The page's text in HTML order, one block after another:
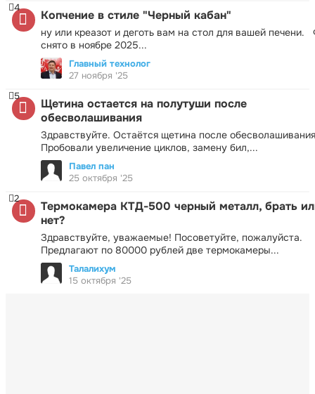
Копчение в стиле "Черный кабан"
ну или креазот и деготь вам на стол для вашей печени.
снято в ноябре 2025...
4
Главный технолог
27 ноября '25
Щетина остается на полутуши после
обесволашивания
Здравствуйте. Остаётся щетина после
Пробовали увеличение циклов, замену бил,...
5
Павел пан
25 октября '25
Термокамера КТД-500 черный металл, брать
нет?
Здравствуйте, уважаемые! Посоветуйте, пожалуйста.
Предлагают по 80000 рублей две термокамеры...
2
Талалихум
15 октября '25